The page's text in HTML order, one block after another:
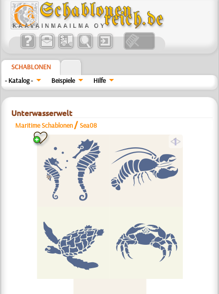
SCHABLONEN
- Katalog -
Beispiele Hilfe
Unterwasserwelt
Maritime Schablonen /Sea08
a